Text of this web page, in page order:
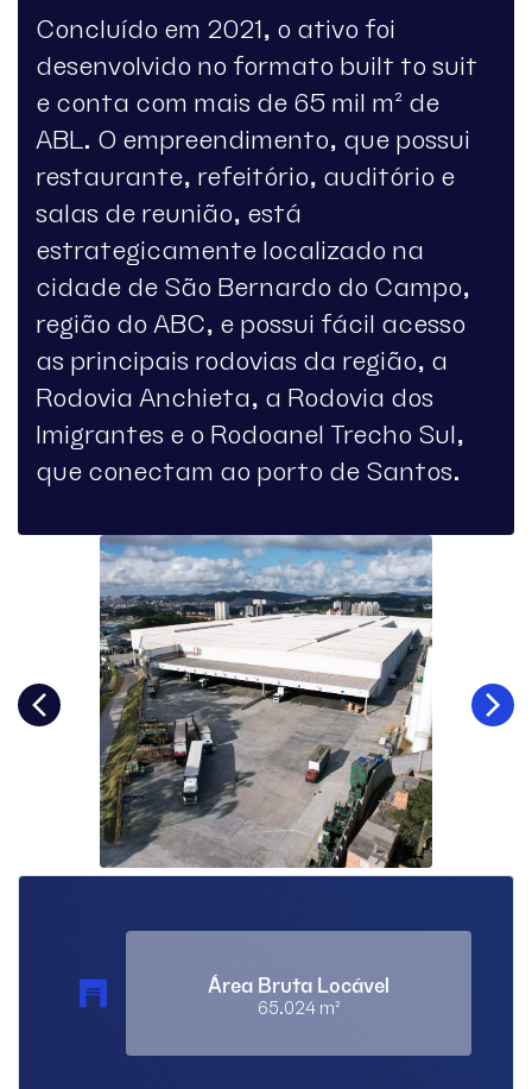
Concluído em 2021, o ativo foi
desenvolvido no formato built to suit
e conta com mais de 65 mil m² de
ABL. O empreendimento, que possui
restaurante, refeitório, auditório e
salas de reunião, está
estrategicamente localizado na
cidade de São Bernardo do Campo,
região do ABC, e possui fácil acesso
as principais rodovias da região, a
Rodovia Anchieta, a Rodovia dos
Imigrantes e o Rodoanel Trecho Sul,
que conectam ao porto de Santos.
Área Bruta Locável
65.024 m²